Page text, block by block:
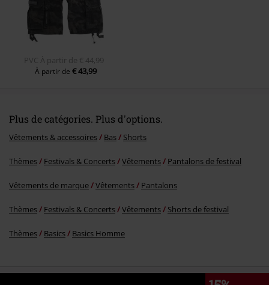
PVC À partir de € 44,99
À partir de € 43,99
Plus de catégories. Plus d'options.
Vêtements & accessoires Bas Shorts
Thèmes Festivals & Concerts Vêtements Pantalons de festival
Vêtements de marque Vêtements Pantalons
Thèmes Festivals & Concerts Vêtements Shorts de festival
Thèmes Basics Basics Homme